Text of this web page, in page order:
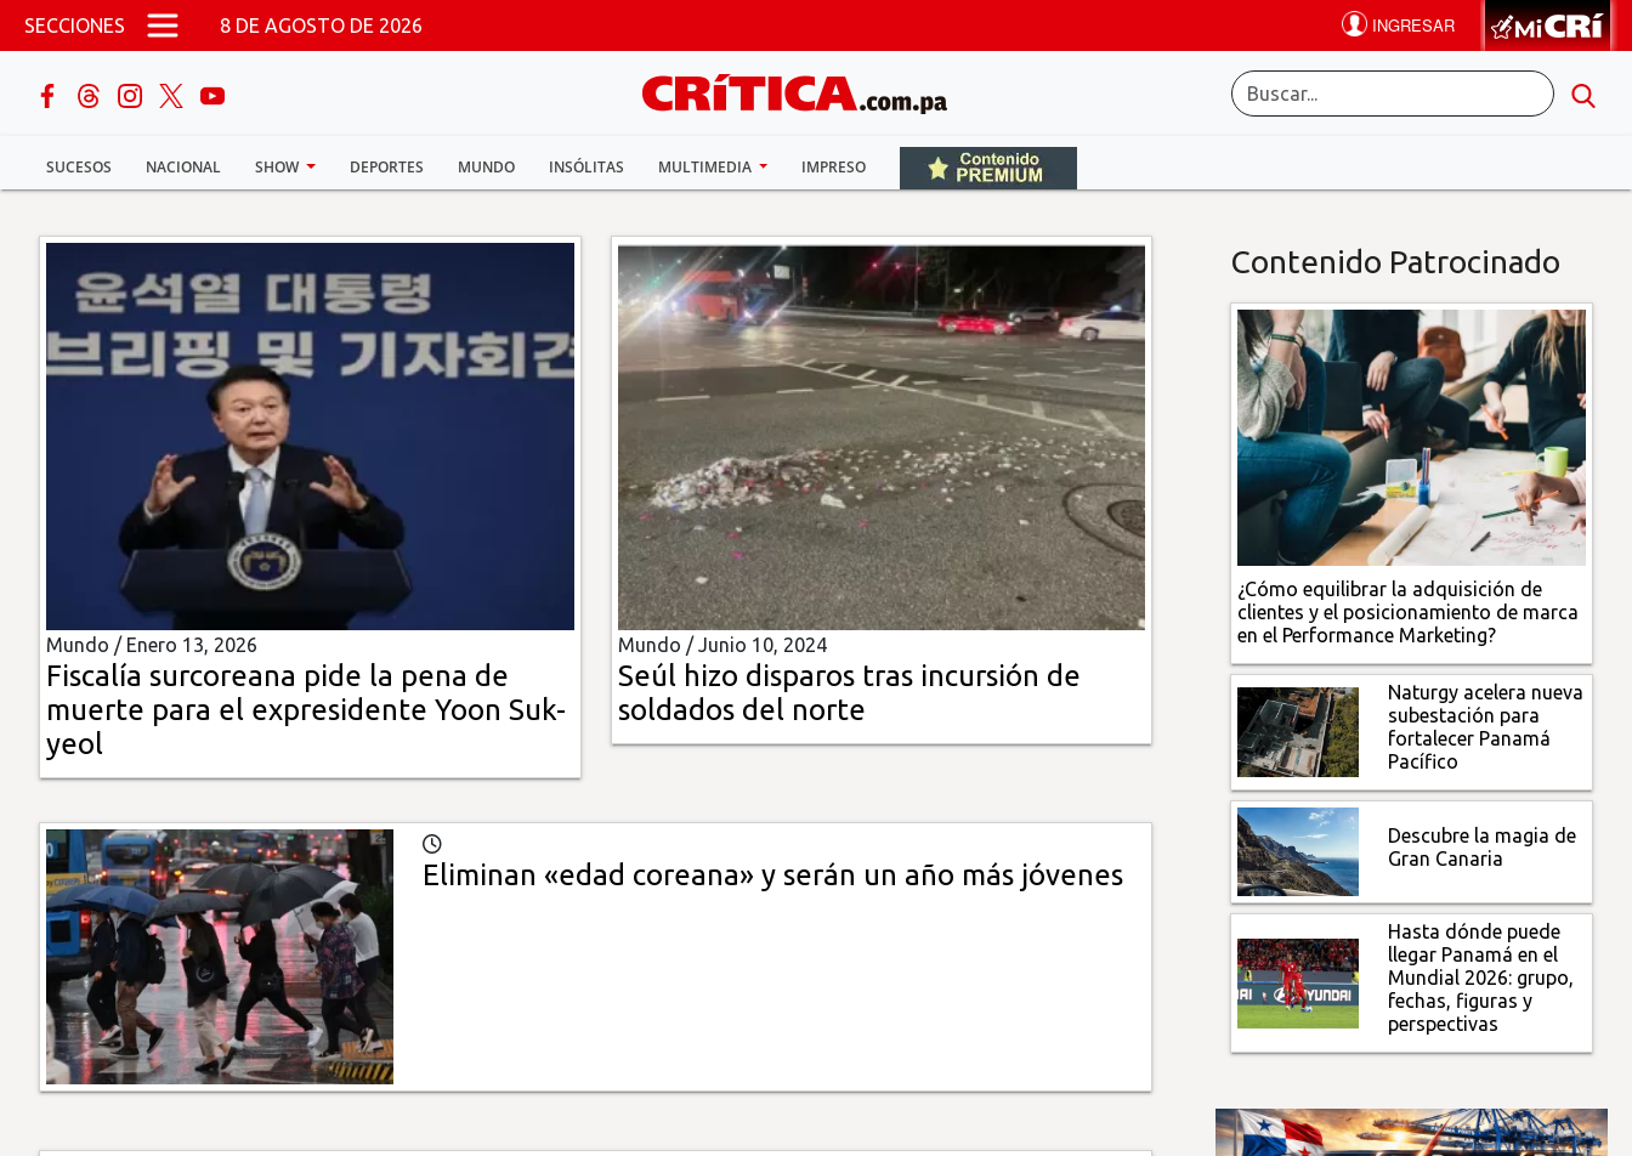
Pasar al contenido principal
SECCIONES 8 DE AGOSTO DE 2026
SUCESOS NACIONAL SHOW DEPORTES MUNDO INSÓLITAS MULTIMEDIA IMPRESO
buscar
Sucesos
Nacional
Política
Show
Multimedia
Impreso
Mundo / Enero 13, 2026
Fiscalía surcoreana pide la pena de
muerte para el expresidente Yoon Suk-
yeol
Mundo /Junio 10, 2024
Seúl hizo disparos tras incursión de
soldados del norte
Eliminan «edad coreana» y serán un año más jóvenes
Contenido Patrocinado
¿Cómo equilibrar la adquisición de
clientes y el posicionamiento de marca
en el Performance Marketing?
Naturgy acelera nueva
subestación para
fortalecer Panamá
Pacífico
Descubre la magia de
Gran Canaria
Hasta dónde puede
llegar Panamá en el
Mundial 2026: grupo,
fechas, figuras y
perspectivas